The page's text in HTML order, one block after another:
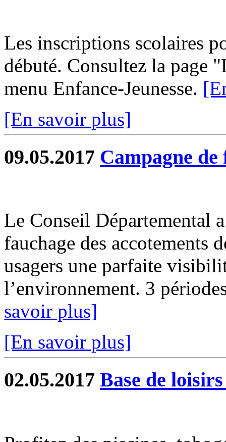
Les inscriptions scolaires
débuté. Consultez la page
menu Enfance-Jeunesse.
[En savoir plus]
09.05.2017 Campagne de
Le Conseil Départemental
fauchage des accotements
usagers une parfaite
l’environnement. 3
savoir plus]
[En savoir plus]
02.05.2017 Base de